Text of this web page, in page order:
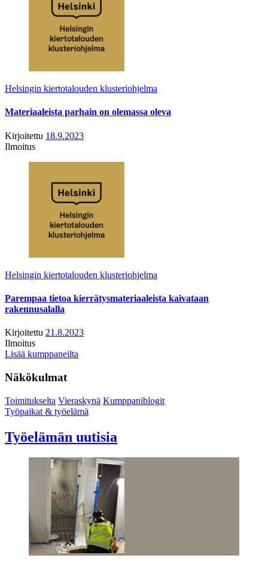
Helsingin kiertotalouden klusteriohjelma
Materiaaleista parhain on olemassa oleva
Kirjoitettu 18.9.2023
Ilmoitus
Helsingin kiertotalouden klusteriohjelma
Parempaa tietoa kierrätysmateriaaleista kaivataan
rakennusalalla
Kirjoitettu 21.8.2023
Ilmoitus
Lisää kumppaneilta
Näkökulmat
Toimitukselta Vieraskynä Kumppaniblogit
Työpaikat & työelämä
Työelämän uutisia